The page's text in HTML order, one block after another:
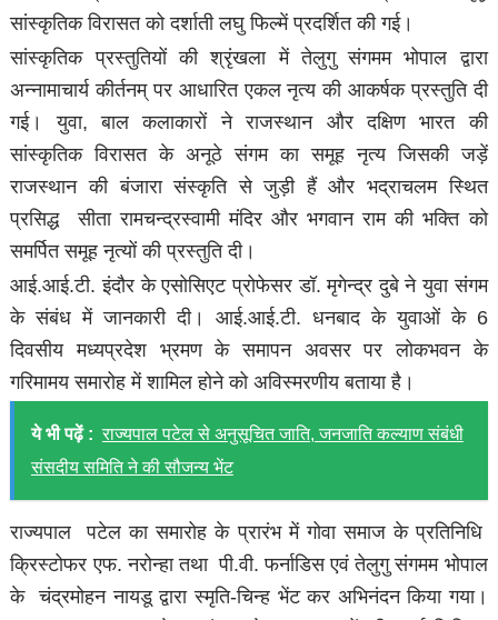
सांस्कृतिक विरासत को दर्शाती लघु फिल्में प्रदर्शित की गई।
सांस्कृतिक प्रस्तुतियों की श्रृंखला में तेलुगु संगमम भोपाल द्वारा
अन्नामाचार्य कीर्तनम् पर आधारित एकल नृत्य की आकर्षक प्रस्तुति दी
गई। युवा, बाल कलाकारों ने राजस्थान और दक्षिण भारत की
सांस्कृतिक विरासत के अनूठे संगम का समूह नृत्य जिसकी जड़ें
राजस्थान की बंजारा संस्कृति से जुड़ी हैं और भद्राचलम स्थित
प्रसिद्ध सीता रामचन्द्रस्वामी मंदिर और भगवान राम की भक्ति को
समर्पित समूह नृत्यों की प्रस्तुति दी।
आई.आई.टी. इंदौर के एसोसिएट प्रोफेसर डॉ. मृगेन्द्र दुबे ने युवा संगम
के संबंध में जानकारी दी। आई.आई.टी. धनबाद के युवाओं के 6
दिवसीय मध्यप्रदेश भ्रमण के समापन अवसर पर लोकभवन के
गरिमामय समारोह में शामिल होने को अविस्मरणीय बताया है।
ये भी पढ़ें : राज्यपाल पटेल से अनुसूचित जाति, जनजाति कल्याण संबंधी
संसदीय समिति ने की सौजन्य भेंट
राज्यपाल पटेल का समारोह के प्रारंभ में गोवा समाज के प्रतिनिधि
क्रिस्टोफर एफ. नरोन्हा तथा पी.वी. फर्नाडिस एवं तेलुगु संगमम भोपाल
के चंद्रमोहन नायडू द्वारा स्मृति-चिन्ह भेंट कर अभिनंदन किया गया।